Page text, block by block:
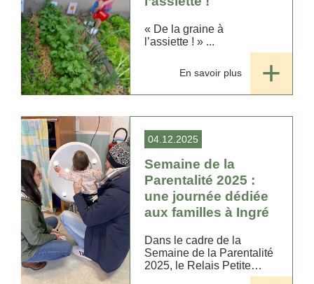
« De la graine à
l’assiette ! » ...
En savoir plus
04.12.2025
Semaine de la
Parentalité 2025 :
une journée dédiée
aux familles à Ingré
Dans le cadre de la
Semaine de la Parentalité
2025, le Relais Petite